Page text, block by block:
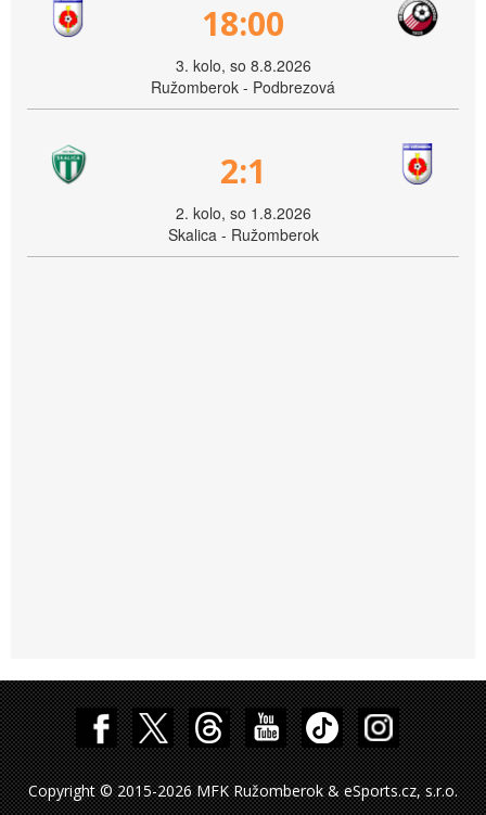
18:00
3. kolo, so 8.8.2026
Ružomberok - Podbrezová
2:1
2. kolo, so 1.8.2026
Skalica - Ružomberok
Copyright © 2015-2026 MFK Ružomberok & eSports.cz, s.r.o.